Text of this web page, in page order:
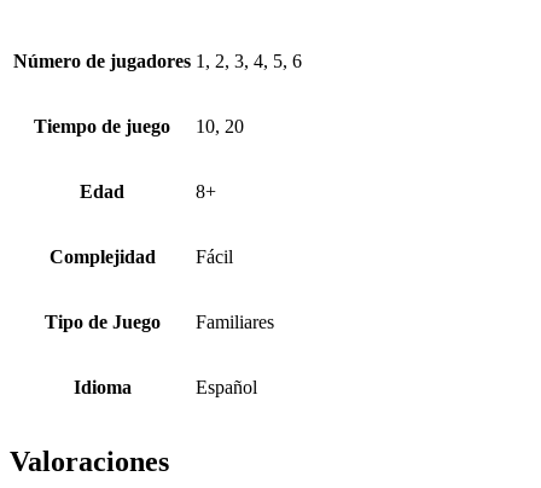
Número de jugadores 1, 2, 3, 4, 5, 6
Tiempo de juego 10, 20
Edad 8+
Complejidad Fácil
Tipo de Juego Familiares
Idioma Español
Valoraciones